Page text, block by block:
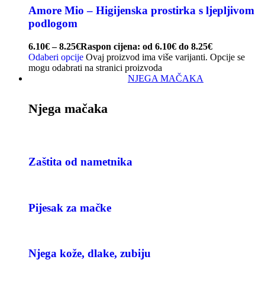
Amore Mio – Higijenska prostirka s ljepljivom
podlogom
6.10€ – 8.25€Raspon cijena: od 6.10€ do 8.25€
Odaberi opcije Ovaj proizvod ima više varijanti. Opcije se
mogu odabrati na stranici proizvoda
NJEGA MAČAKA
Njega mačaka
Zaštita od nametnika
Pijesak za mačke
Njega kože, dlake, zubiju